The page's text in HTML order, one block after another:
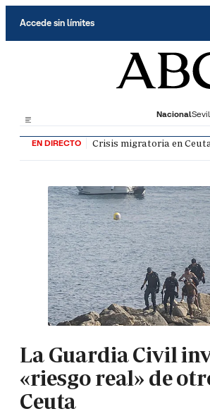
Accede sin límites
Nacional
EN DIRECTO Crisis migratoria en
La Guardia Civil
«riesgo real» de
Ceuta